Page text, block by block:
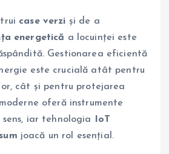
case verzi și de a
energetică a locuinței este
Gestionarea eficientă
este crucială atât pentru
cât și pentru protejarea
oferă instrumente
iar tehnologia
IoT
joacă un rol esențial.